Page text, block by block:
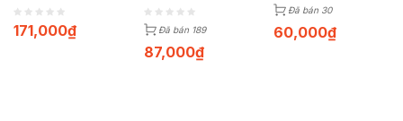
171,000₫ Đã bán 189
87,000₫
Đã bán 30
60,000₫